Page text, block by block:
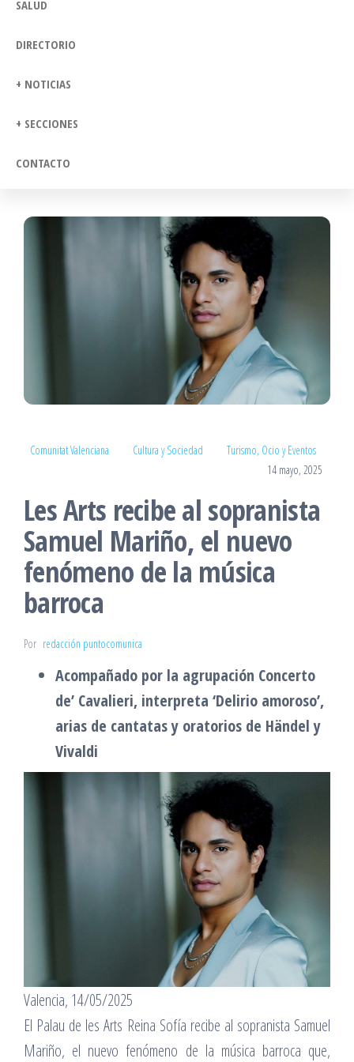
SALUD
DIRECTORIO
+ NOTICIAS
+ SECCIONES
CONTACTO
Comunitat Valenciana Cultura y Sociedad
Turismo, Ocio y Eventos
14 mayo, 2025
Les Arts recibe al sopranista
Samuel Mariño, el nuevo
fenómeno de la música
barroca
Por redacción puntocomunica
Acompañado por la agrupación Concerto
de’ Cavalieri, interpreta ‘Delirio amoroso’,
arias de cantatas y oratorios de Händel y
Vivaldi
Valencia, 14/05/2025
El Palau de les Arts Reina Sofía recibe al sopranista Samuel
Mariño, el nuevo fenómeno de la música barroca que,